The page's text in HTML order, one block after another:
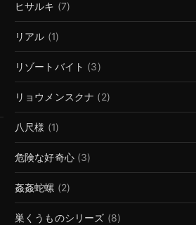
ヒサルキ (7)
リアル (1)
リゾートバイト (3)
リョウメンスクナ (2)
八尺様 (1)
危険な好奇心(3)
姦姦蛇螺 (2)
巣くうものシリーズ (8)